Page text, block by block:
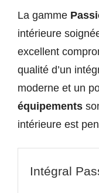
La gamme
intérieure
excellent
qualité d’un
moderne et un
équipements
intérieure est
Intégral